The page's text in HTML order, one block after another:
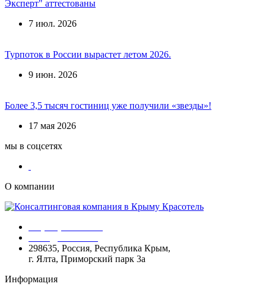
Эксперт" аттестованы
7 июл. 2026
Турпоток в России вырастет летом 2026.
9 июн. 2026
Более 3,5 тысяч гостиниц уже получили «звезды»!
17 мая 2026
мы в соцсетях
О компании
298635, Россия, Республика Крым,
г. Ялта, Приморский парк 3а
Информация